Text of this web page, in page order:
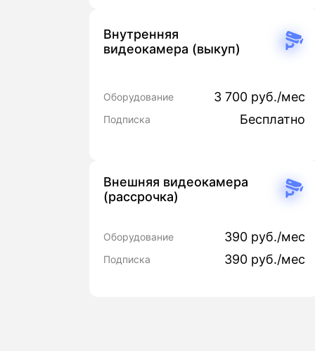
Внутренняя
видеокамера (выкуп)
Оборудование 3 700 руб./мес
Подписка Бесплатно
Внешняя видеокамера
(рассрочка)
Оборудование 390 руб./мес
Подписка 390 руб./мес